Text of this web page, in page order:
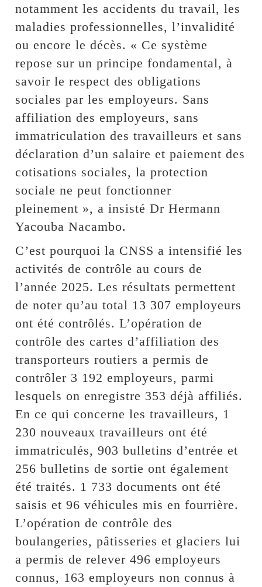
notamment les accidents du travail, les
maladies professionnelles, l’invalidité
ou encore le décès. « Ce système
repose sur un principe fondamental, à
savoir le respect des obligations
sociales par les employeurs. Sans
affiliation des employeurs, sans
immatriculation des travailleurs et sans
déclaration d’un salaire et paiement des
cotisations sociales, la protection
sociale ne peut fonctionner
pleinement », a insisté Dr Hermann
Yacouba Nacambo.
C’est pourquoi la CNSS a intensifié les
activités de contrôle au cours de
l’année 2025. Les résultats permettent
de noter qu’au total 13 307 employeurs
ont été contrôlés. L’opération de
contrôle des cartes d’affiliation des
transporteurs routiers a permis de
contrôler 3 192 employeurs, parmi
lesquels on enregistre 353 déjà affiliés.
En ce qui concerne les travailleurs, 1
230 nouveaux travailleurs ont été
immatriculés, 903 bulletins d’entrée et
256 bulletins de sortie ont également
été traités. 1 733 documents ont été
saisis et 96 véhicules mis en fourrière.
L’opération de contrôle des
boulangeries, pâtisseries et glaciers lui
a permis de relever 496 employeurs
connus, 163 employeurs non connus à